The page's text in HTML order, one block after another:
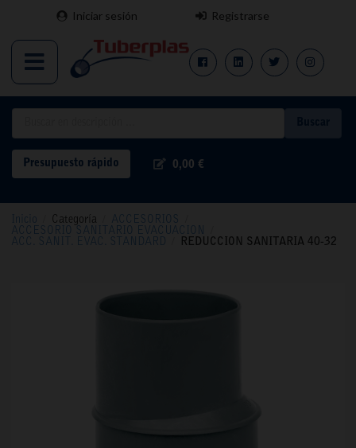
Iniciar sesión Registrarse
Presupuesto rápido 0,00 €
Inicio Categoría ACCESORIOS
ACCESORIO SANITARIO EVACUACION
ACC. SANIT. EVAC. STANDARD REDUCCION SANITARIA 40-32